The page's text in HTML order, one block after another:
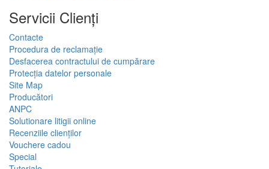
Servicii Clienţi
Contacte
Procedura de reclamație
Desfacerea contractului de cumpărare
Protecția datelor personale
Site Map
Producători
ANPC
Solutionare litigii online
Recenziile clienților
Vouchere cadou
Special